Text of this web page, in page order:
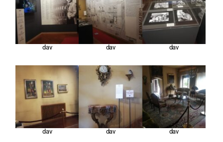
dav dav dav
dav dav dav